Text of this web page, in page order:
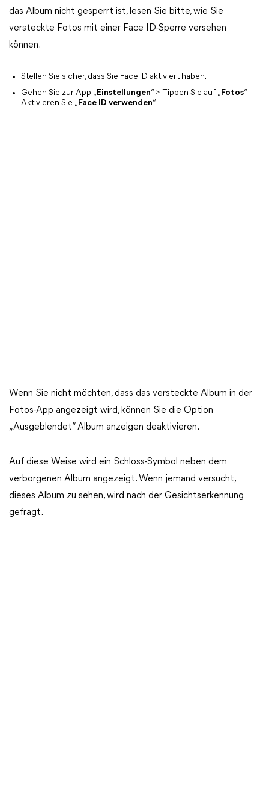
das Album nicht gesperrt ist, lesen Sie bitte, wie Sie
versteckte Fotos mit einer Face ID-Sperre versehen
können.
Stellen Sie sicher, dass Sie Face ID aktiviert haben.
Gehen Sie zur App „Einstellungen“ > Tippen Sie auf „Fotos“.
Aktivieren Sie „Face ID verwenden“.
Wenn Sie nicht möchten, dass das versteckte Album in der
Fotos-App angezeigt wird, können Sie die Option
„Ausgeblendet“ Album anzeigen deaktivieren.
Auf diese Weise wird ein Schloss-Symbol neben dem
verborgenen Album angezeigt. Wenn jemand versucht,
dieses Album zu sehen, wird nach der Gesichtserkennung
gefragt.